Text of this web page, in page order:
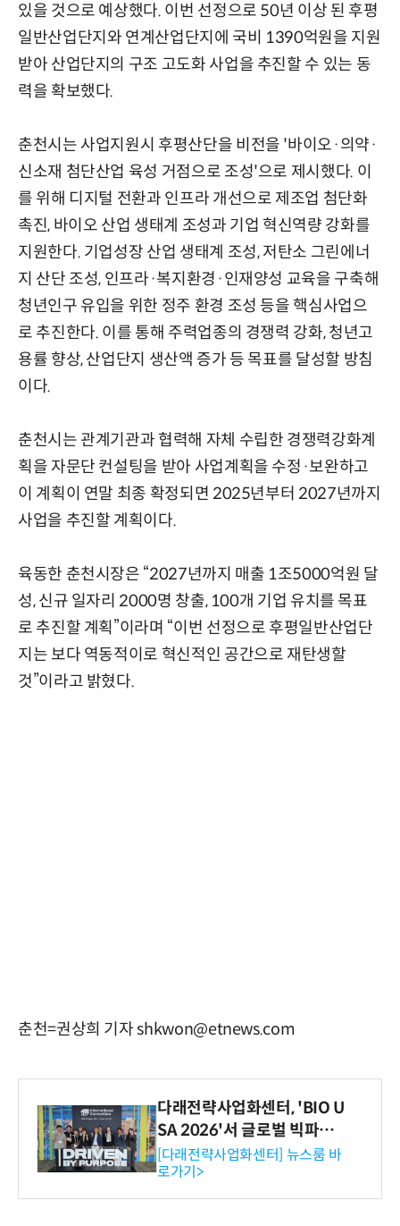
있을 것으로 예상했다. 이번 선정으로 50년 이상 된 후평
일반산업단지와 연계산업단지에 국비 1390억원을 지원
받아 산업단지의 구조 고도화 사업을 추진할 수 있는 동
력을 확보했다.
춘천시는 사업지원시 후평산단을 비전을 '바이오·의약·
신소재 첨단산업 육성 거점으로 조성'으로 제시했다. 이
를 위해 디지털 전환과 인프라 개선으로 제조업 첨단화
촉진, 바이오 산업 생태계 조성과 기업 혁신역량 강화를
지원한다. 기업성장 산업 생태계 조성, 저탄소 그린에너
지 산단 조성, 인프라·복지환경·인재양성 교육을 구축해
청년인구 유입을 위한 정주 환경 조성 등을 핵심사업으
로 추진한다. 이를 통해 주력업종의 경쟁력 강화, 청년고
용률 향상, 산업단지 생산액 증가 등 목표를 달성할 방침
이다.
춘천시는 관계기관과 협력해 자체 수립한 경쟁력강화계
획을 자문단 컨설팅을 받아 사업계획을 수정·보완하고
이 계획이 연말 최종 확정되면 2025년부터 2027년까지
사업을 추진할 계획이다.
육동한 춘천시장은 “2027년까지 매출 1조5000억원 달
성, 신규 일자리 2000명 창출, 100개 기업 유치를 목표
로 추진할 계획”이라며 “이번 선정으로 후평일반산업단
지는 보다 역동적이로 혁신적인 공간으로 재탄생할
것”이라고 밝혔다.
춘천=권상희 기자 shkwon@etnews.com
다래전략사업화센터, 'BIO U
SA 2026'서 글로벌 빅파마
와의 비즈니스 미팅 지원…K
-바이오 해외 진출 교두보 확
보
[다래전략사업화센터] 뉴스룸 바
로가기>